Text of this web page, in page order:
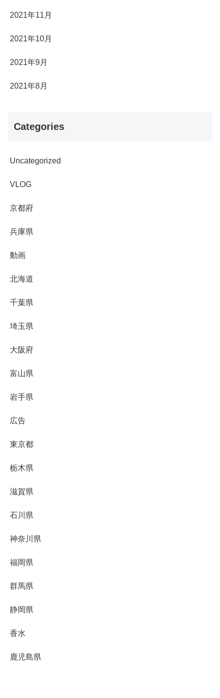
2021年11月
2021年10月
2021年9月
2021年8月
Categories
Uncategorized
VLOG
京都府
兵庫県
動画
北海道
千葉県
埼玉県
大阪府
富山県
岩手県
広告
東京都
栃木県
滋賀県
石川県
神奈川県
福岡県
群馬県
静岡県
香水
鹿児島県